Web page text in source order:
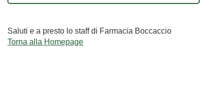
Saluti e a presto lo staff di Farmacia Boccaccio
Torna alla Homepage